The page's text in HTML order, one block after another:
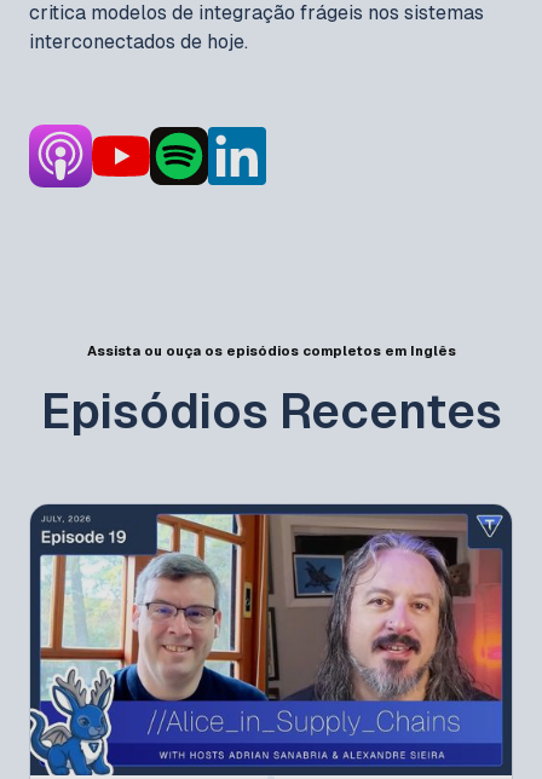
critica modelos de integração frágeis nos sistemas
interconectados de hoje.
Assista ou ouça os episódios completos em Inglês
Episódios Recentes